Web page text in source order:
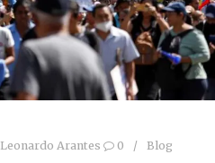
Leonardo Arantes 0 Blog